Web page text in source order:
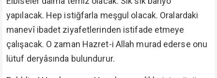
yapılacak. Hep istiğfarla meşgul olacak. Oralardaki
manevî ibadet ziyafetlerinden istifade etmeye
çalışacak. O zaman Hazret-i Allah murad ederse onu
lütuf deryâsında bulundurur.